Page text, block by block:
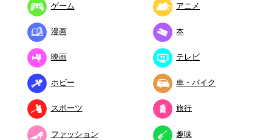
ゲーム アニメ
漫画 本
映画 テレビ
ホビー 車・バイク
スポーツ 旅行
ファッション 趣味